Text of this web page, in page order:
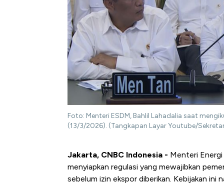
Foto: Menteri ESDM, Bahlil Lahadalia saat
(13/3/2026). (Tangkapan Layar Youtube/
Jakarta, CNBC Indonesia - Menteri Energi
menyiapkan regulasi yang mewajibkan
sebelum izin ekspor diberikan. Kebijakan